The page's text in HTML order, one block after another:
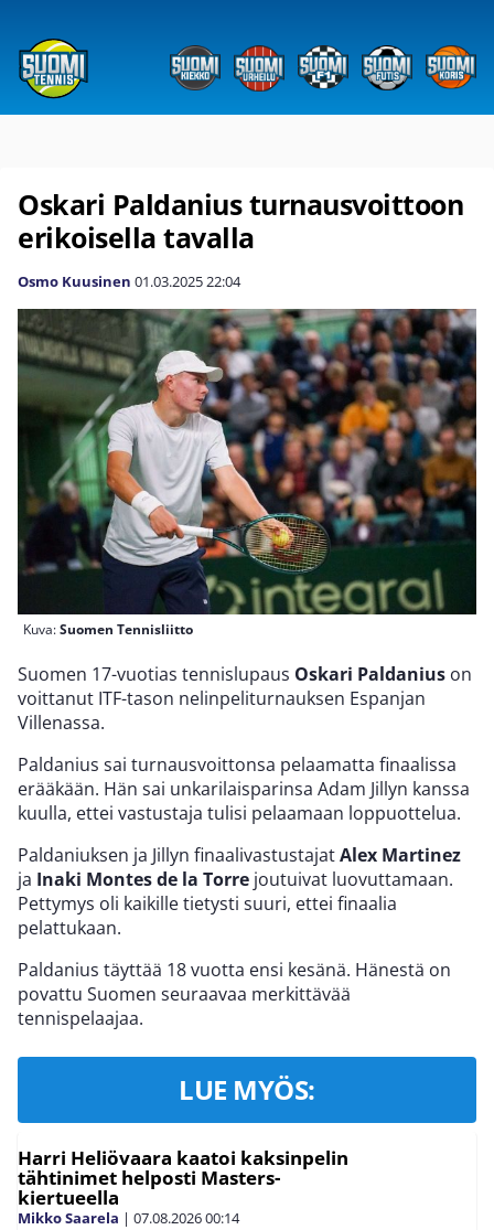
Oskari Paldanius turnausvoittoon
erikoisella tavalla
Osmo Kuusinen 01.03.202522:04
Kuva:Suomen Tennisliitto
Suomen 17-vuotias tennislupaus Oskari Paldanius on
voittanut ITF-tason nelinpeliturnauksen Espanjan
Villenassa.
Paldanius sai turnausvoittonsa pelaamatta finaalissa
erääkään. Hän sai unkarilaisparinsa Adam Jillyn kanssa
kuulla, ettei vastustaja tulisi pelaamaan loppuottelua.
Paldaniuksen ja Jillyn finaalivastustajatAlex Martinez
ja Inaki Montes de la Torre joutuivat luovuttamaan.
Pettymys oli kaikille tietysti suuri, ettei finaalia
pelattukaan.
Paldanius täyttää 18 vuotta ensi kesänä. Hänestä on
povattu Suomen seuraavaa merkittävää
tennispelaajaa.
LUE MYÖS:
Harri Heliövaara kaatoi kaksinpelin
tähtinimet helposti Masters-
kiertueella
Mikko Saarela | 07.08.202600:14